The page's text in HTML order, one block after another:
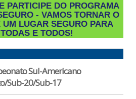
PARTICIPE DO PROGRAMA
- VAMOS TORNAR O
UM LUGAR SEGURO PARA
TODAS E TODOS!
Sul-Americano
Sub-20/Sub-17